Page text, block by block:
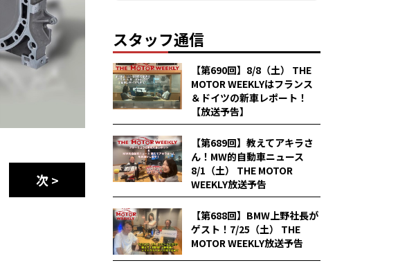
次 >
スタッフ通信
【第690回】8/8（土） THE
MOTOR WEEKLYはフランス
＆ドイツの新車レポート！
【放送予告】
【第689回】教えてアキラさ
ん！MW的自動車ニュース
8/1（土） THE MOTOR
WEEKLY放送予告
【第688回】BMW上野社長が
ゲスト！7/25（土） THE
MOTOR WEEKLY放送予告